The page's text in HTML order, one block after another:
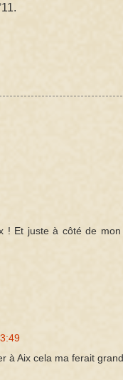
! Et juste à côté de
à Aix cela ma ferait